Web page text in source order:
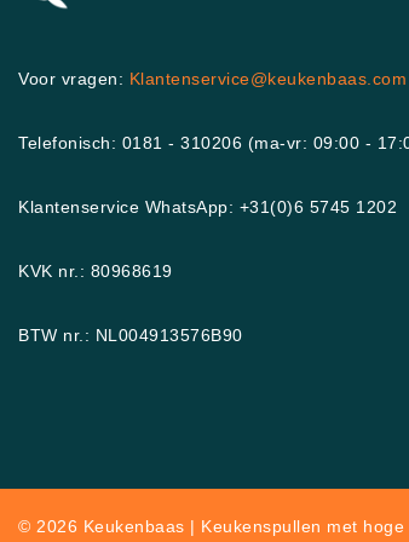
Voor vragen: Klantenservice@keukenbaas.com
Telefonisch: 0181 - 310206 (ma-vr: 09:00 -
Klantenservice WhatsApp: +31(0)6 5745 1202
KVK nr.: 80968619
BTW nr.: NL004913576B90
© 2026 Keukenbaas | Keukenspullen met